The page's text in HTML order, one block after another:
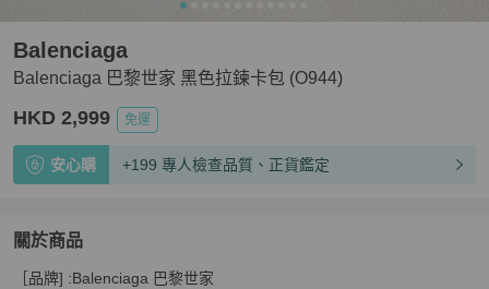
Balenciaga 巴黎世家 黑色拉鍊卡包 (O944)
Balenciaga
HKD 2,999 免運
安心購 +199 專人檢查品質、正貨鑑定
關於商品
關於Balenciaga 巴黎世家 黑色拉鍊卡包 (O944)
［品牌] :Balenciaga 巴黎世家